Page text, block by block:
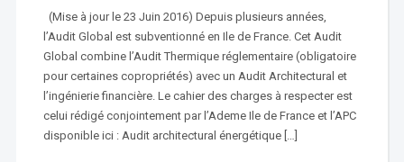
(Mise à jour le 23 Juin 2016) Depuis plusieurs années,
l’Audit Global est subventionné en Ile de France. Cet Audit
Global combine l’Audit Thermique réglementaire (obligatoire
pour certaines copropriétés) avec un Audit Architectural et
l’ingénierie financière. Le cahier des charges à respecter est
celui rédigé conjointement par l’Ademe Ile de France et l’APC
disponible ici : Audit architectural énergétique […]